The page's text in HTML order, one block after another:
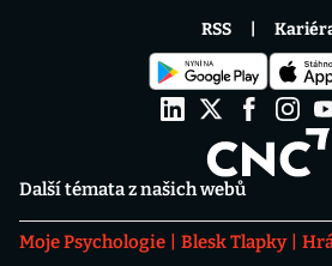
Další témata z našich webů
Moje Psychologie Blesk Tlapky
RSS